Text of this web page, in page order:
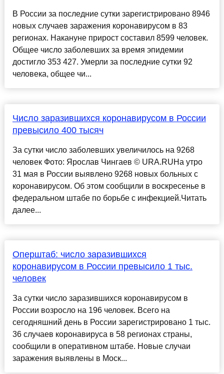
В России за последние сутки зарегистрировано 8946
новых случаев заражения коронавирусом в 83
регионах. Накануне прирост составил 8599 человек.
Общее число заболевших за время эпидемии
достигло 353 427. Умерли за последние сутки 92
человека, общее чи...
Число заразившихся коронавирусом в России
превысило 400 тысяч
За сутки число заболевших увеличилось на 9268
человек Фото: Ярослав Чингаев © URA.RUНа утро
31 мая в России выявлено 9268 новых больных с
коронавирусом. Об этом сообщили в воскресенье в
федеральном штабе по борьбе с инфекцией.Читать
далее...
Оперштаб: число заразившихся
коронавирусом в России превысило 1 тыс.
человек
За сутки число заразившихся коронавирусом в
России возросло на 196 человек. Всего на
сегодняшний день в России зарегистрировано 1 тыс.
36 случаев коронавируса в 58 регионах страны,
сообщили в оперативном штабе. Новые случаи
заражения выявлены в Моск...